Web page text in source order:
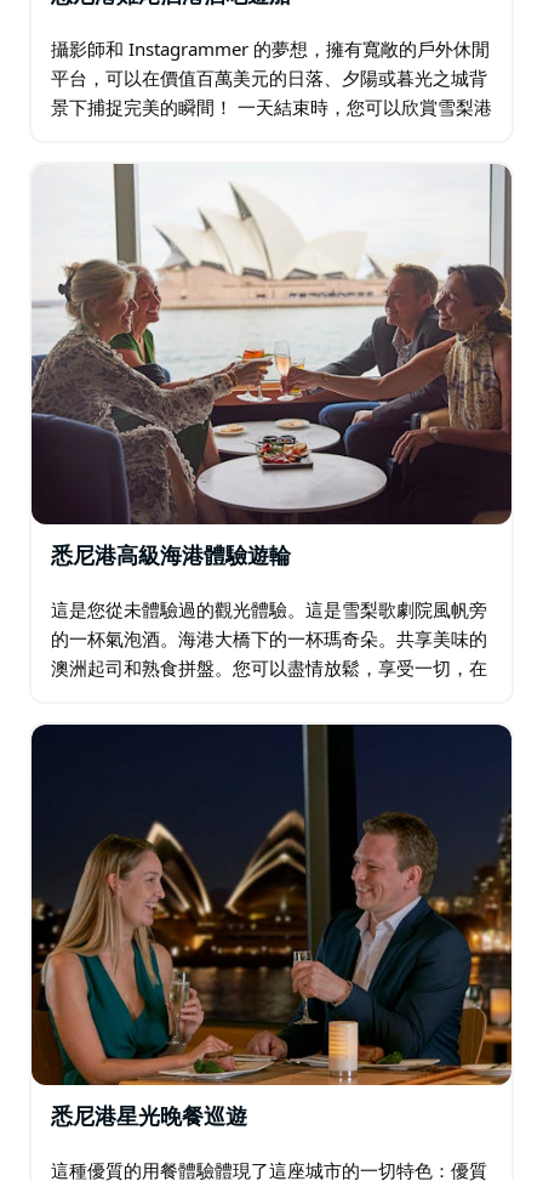
攝影師和 Instagrammer 的夢想，擁有寬敞的戶外休閒
平台，可以在價值百萬美元的日落、夕陽或暮光之城背
景下捕捉完美的瞬間！ 一天結束時，您可以欣賞雪梨港
尾酒。用優質的品嚐盤來滿足您的味蕾…
悉尼港高級海港體驗遊輪
這是您從未體驗過的觀光體驗。這是雪梨歌劇院風帆旁
的一杯氣泡酒。海港大橋下的一杯瑪奇朵。共享美味的
澳洲起司和熟食拼盤。您可以盡情放鬆，享受一切，在
驚嘆的悉尼風光。
悉尼港星光晚餐巡遊
這種優質的用餐體驗體現了這座城市的一切特色：優質